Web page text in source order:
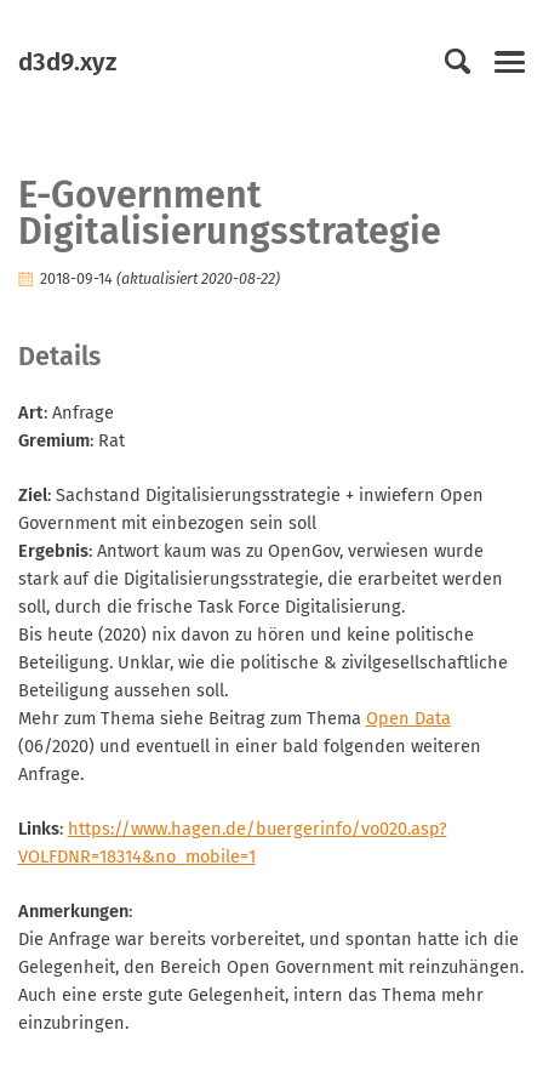
zu..
primären
Inhalt
Footer
d3d9.xyz
E-Government
Digitalisierungsstrategie
2018-09-14 (aktualisiert 2020-08-22)
Details
Art: Anfrage
Gremium: Rat
Ziel: Sachstand Digitalisierungsstrategie + inwiefern Open
Government mit einbezogen sein soll
Ergebnis: Antwort kaum was zu OpenGov, verwiesen wurde
stark auf die Digitalisierungsstrategie, die erarbeitet werden
soll, durch die frische Task Force Digitalisierung.
Bis heute (2020) nix davon zu hören und keine politische
Beteiligung. Unklar, wie die politische & zivilgesellschaftliche
Beteiligung aussehen soll.
Mehr zum Thema siehe Beitrag zum Thema Open Data
(06/2020) und eventuell in einer bald folgenden weiteren
Anfrage.
Links: https://www.hagen.de/buergerinfo/vo020.asp?
VOLFDNR=18314&no_mobile=1
Anmerkungen:
Die Anfrage war bereits vorbereitet, und spontan hatte ich die
Gelegenheit, den Bereich Open Government mit reinzuhängen.
Auch eine erste gute Gelegenheit, intern das Thema mehr
einzubringen.